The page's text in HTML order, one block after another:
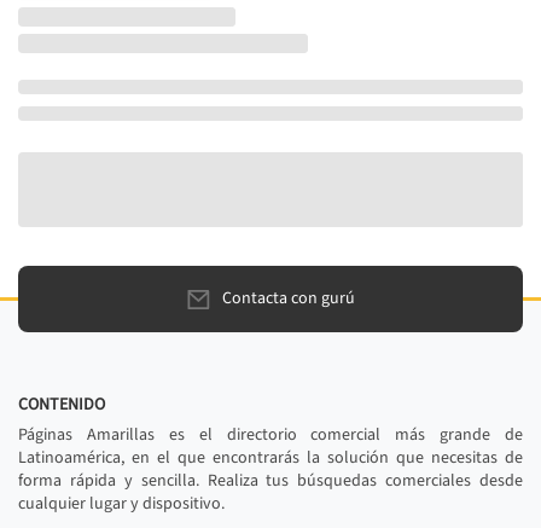
Contacta con gurú
CONTENIDO
Páginas Amarillas es el directorio comercial más grande de
Latinoamérica, en el que encontrarás la solución que necesitas de
forma rápida y sencilla. Realiza tus búsquedas comerciales desde
cualquier lugar y dispositivo.